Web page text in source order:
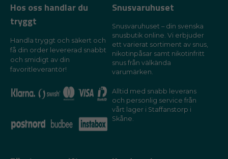
Hos oss handlar du
tryggt
Handla tryggt och säkert och
få din order levererad snabbt
och smidigt av din
favoritleverantör!
Snusvaruhuset
Snusvaruhuset – din svenska
snusbutik online. Vi erbjuder
ett varierat sortiment av snus,
nikotinpåsar samt nikotinfritt
snus från välkända
varumärken.
Alltid med snabb leverans
och personlig service från
vårt lager i Staffanstorp i
Skåne.